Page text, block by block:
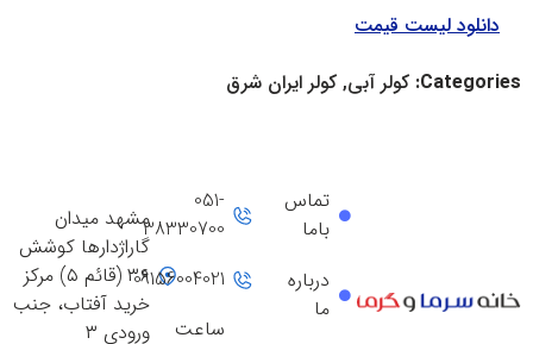
دانلود لیست قیمت
Categories: کولر آبی, کولر ایران شرق
مشهد میدان
گاراژدارها کوشش
۳۶ (قائم ۵) مرکز
خرید آفتاب، جنب
ورودی ۳
051-
38330700
09156004021
ساعت
تماس
باما
درباره
ما